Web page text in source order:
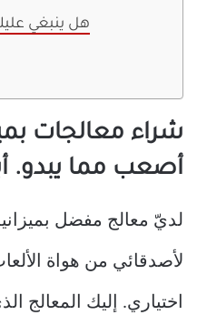
هل ينبغي
شراء معالجات
أصعب مما يبدو.
لديّ معالج مفضل
لأصدقائي من هواة
اختياري. إليك المعالج